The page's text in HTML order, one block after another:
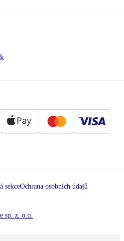
sekceOchrana osobních údajů
sp. z. o.o.